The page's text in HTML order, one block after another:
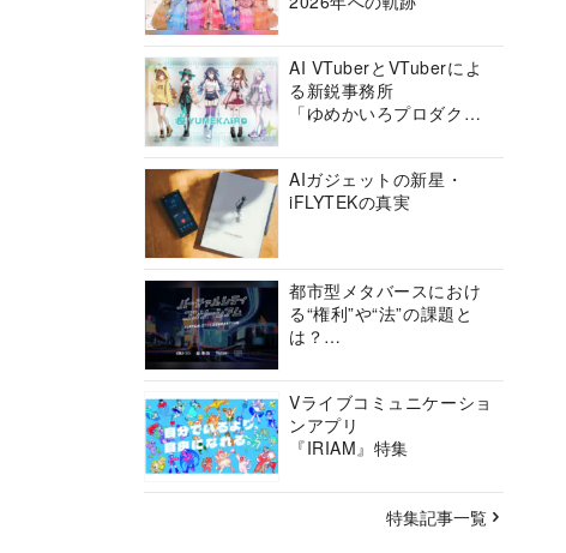
AI VTuberとVTuberによ
る新鋭事務所
「ゆめかいろプロダクシ
AIガジェットの新星・
iFLYTEKの真実
都市型メタバースにおけ
る“権利”や“法”の課題と
は？
ーシアムの挑戦に迫る
Vライブコミュニケーショ
ンアプリ
『IRIAM』特集
特集記事一覧